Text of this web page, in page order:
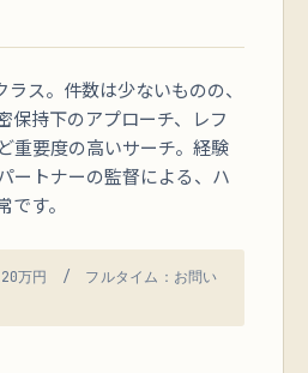
ス。件数は少ないものの、
保持下のアプローチ、レフ
重要度の高いサーチ。経験
ートナーの監督による、ハ
す。
万円 / フルタイム：お問い